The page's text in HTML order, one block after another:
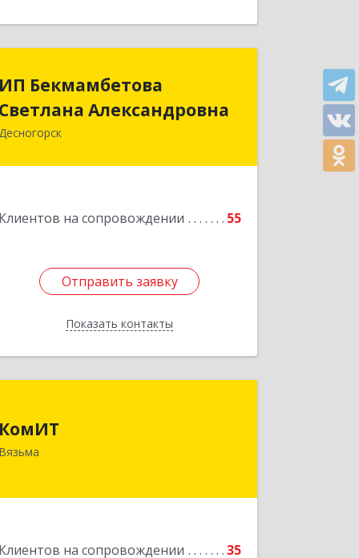
ИП Бекмамбетова
Светлана Александровна
Десногорск
Клиентов на сопровождении 55
Отправить заявку
Показать контакты
ИП Бекмамбетова
Светлана Александровна
216400, Смоленская обл, Десногорск г,
Отправить заявку
Назад
КомИТ
Вязьма
Клиентов на сопровождении
35